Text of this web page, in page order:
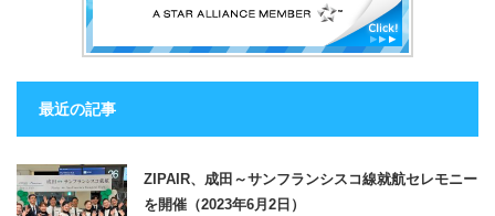
最近の記事
ZIPAIR、成田～サンフランシスコ線就航セレモニー
を開催（2023年6月2日）